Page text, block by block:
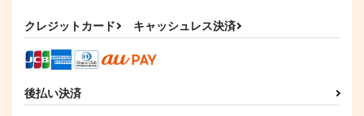
クレジットカード キャッシュレス決済
後払い決済